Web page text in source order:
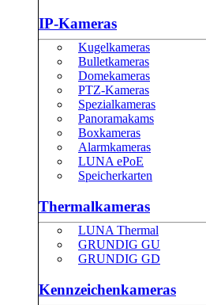
IP-Kameras
Kugelkameras
Bulletkameras
Domekameras
PTZ-Kameras
Spezialkameras
Panoramakams
Boxkameras
Alarmkameras
LUNA ePoE
Speicherkarten
Thermalkameras
LUNA Thermal
GRUNDIG GU
GRUNDIG GD
Kennzeichenkameras